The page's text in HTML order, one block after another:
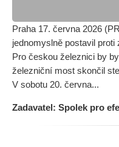
Praha 17. června 2026
jednomyslně postavil
Pro českou železnici by
železniční most skončil
V sobotu 20. června...
Zadavatel: Spolek pro